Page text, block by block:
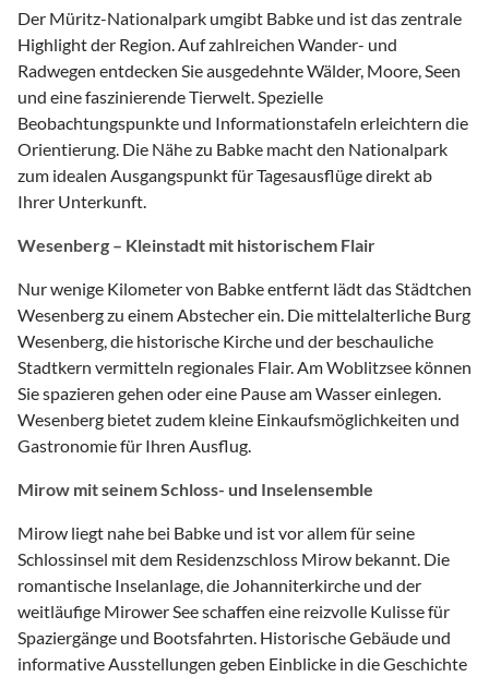
Der Müritz-Nationalpark umgibt Babke und ist das zentrale
Highlight der Region. Auf zahlreichen Wander- und
Radwegen entdecken Sie ausgedehnte Wälder, Moore, Seen
und eine faszinierende Tierwelt. Spezielle
Beobachtungspunkte und Informationstafeln erleichtern die
Orientierung. Die Nähe zu Babke macht den Nationalpark
zum idealen Ausgangspunkt für Tagesausflüge direkt ab
Ihrer Unterkunft.
Wesenberg – Kleinstadt mit historischem Flair
Nur wenige Kilometer von Babke entfernt lädt das Städtchen
Wesenberg zu einem Abstecher ein. Die mittelalterliche Burg
Wesenberg, die historische Kirche und der beschauliche
Stadtkern vermitteln regionales Flair. Am Woblitzsee können
Sie spazieren gehen oder eine Pause am Wasser einlegen.
Wesenberg bietet zudem kleine Einkaufsmöglichkeiten und
Gastronomie für Ihren Ausflug.
Mirow mit seinem Schloss- und Inselensemble
Mirow liegt nahe bei Babke und ist vor allem für seine
Schlossinsel mit dem Residenzschloss Mirow bekannt. Die
romantische Inselanlage, die Johanniterkirche und der
weitläufige Mirower See schaffen eine reizvolle Kulisse für
Spaziergänge und Bootsfahrten. Historische Gebäude und
informative Ausstellungen geben Einblicke in die Geschichte